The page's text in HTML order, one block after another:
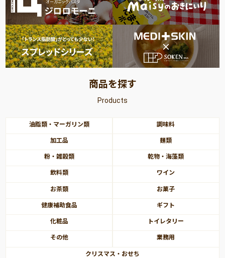
商品を探す
Products
油脂類・マーガリン類 調味料
加工品 麺類
粉・雑穀類 乾物・海藻類
飲料類 ワイン
お茶類 お菓子
健康補助食品 ギフト
化粧品 トイレタリー
その他 業務用
クリスマス・おせち